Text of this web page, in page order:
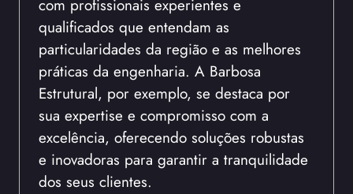
com profissionais experientes e
qualificados que entendam as
particularidades da região e as melhores
práticas da engenharia. A Barbosa
Estrutural, por exemplo, se destaca por
sua expertise e compromisso com a
excelência, oferecendo soluções robustas
e inovadoras para garantir a tranquilidade
dos seus clientes.